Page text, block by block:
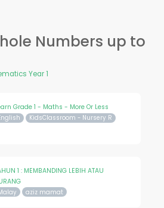
Numbers up to
Year 1
Grade 1 - Maths - More Or Less
KidsClassroom - Nursery R
1 : MEMBANDING LEBIH ATAU
aziz mamat